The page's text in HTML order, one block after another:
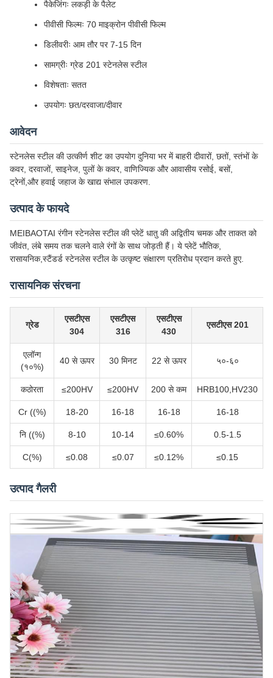
पैकेजिंगः लकड़ी के पैलेट
पीवीसी फिल्मः 70 माइक्रोन पीवीसी फिल्म
डिलीवरीः आम तौर पर 7-15 दिन
सामग्रीः ग्रेड 201 स्टेनलेस स्टील
विशेषताः सतत
उपयोगः छत/दरवाजा/दीवार
आवेदन
स्टेनलेस स्टील की उत्कीर्ण शीट का उपयोग दुनिया भर में बाहरी दीवारों, छतों, स्तंभों के
कवर, दरवाजों, साइनेज, पुलों के कवर, वाणिज्यिक और आवासीय रसोई, बसों,
ट्रेनों,और हवाई जहाज के खाद्य संभाल उपकरण.
उत्पाद के फायदे
MEIBAOTAI रंगीन स्टेनलेस स्टील की प्लेटें धातु की अद्वितीय चमक और ताकत को
जीवंत, लंबे समय तक चलने वाले रंगों के साथ जोड़ती हैं। ये प्लेटें भौतिक,
रासायनिक,स्टैंडर्ड स्टेनलेस स्टील के उत्कृष्ट संक्षारण प्रतिरोध प्रदान करते हुए.
रासायनिक संरचना
ग्रेड
एसटीएस
304
एसटीएस
316
एसटीएस
430
एसटीएस 201
एलॉन्ग
(१०%)
40 से ऊपर 30 मिनट 22 से ऊपर ५०-६०
कठोरता ≤200HV ≤200HV 200 से कम HRB100,HV230
Cr ((%) 18-20 16-18 16-18 16-18
नि ((%) 8-10 10-14 ≤0.60% 0.5-1.5
C(%) ≤0.08 ≤0.07 ≤0.12% ≤0.15
उत्पाद गैलरी